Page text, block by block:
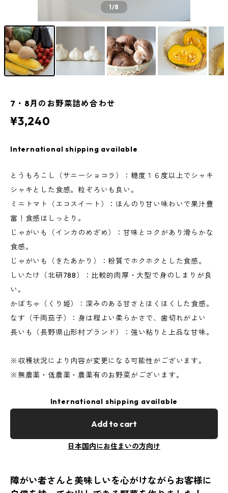
1/8
7・8月のお野菜詰め合わせ
¥3,240
International shipping available
とうもろこし（サニーショコラ）：糖度１６度以上でシャキ
シャキとした食感。粒ぞろいも良い。
ミニトマト（エコスイート）：ほんのり甘い味わいで果汁豊
富！食感はしっとり。
じゃがいも（インカのめざめ）：甘味とコクがあり滑らかな
食感。
じゃがいも（きたあかり）：粉質でホクホクとした食感。
しいたけ（北研788）：比較的肉厚・大型で身のしまりが良
い。
かぼちゃ（くり姫）：深みのある甘さとほくほくした食感。
なす（千両茄子）：身は程よい柔らかさで、歯切れがよい
長いも（長野県山形村ブランド）：強い粘りと上品な甘味。
※収穫状況により内容が変更になる可能性がございます。
※無農薬・低農薬・農薬有のお野菜がございます。
International shipping available
Add to cart
日本国内にお住まいの方向け
障がい者さんと美味しいを心がけながらお客様に